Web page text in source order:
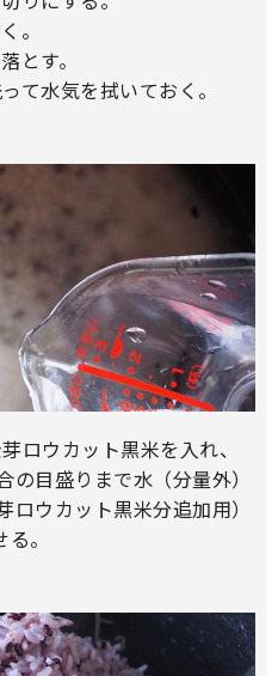
。
とす。
て水気を拭いておく。
ロウカット黒米を入れ、
目盛りまで水（分量外）
ウカット黒米分追加用）
。